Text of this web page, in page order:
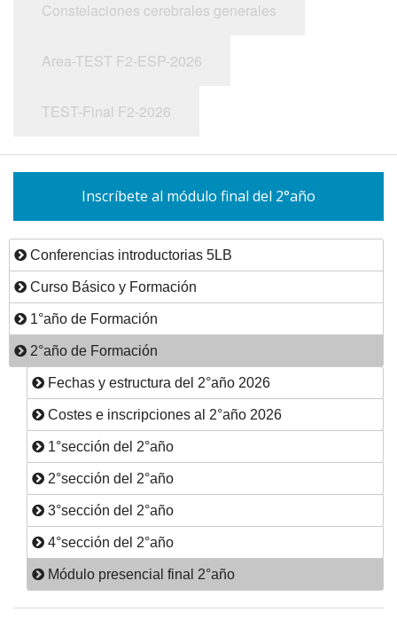
Constelaciones cerebrales generales
Area-TEST F2-ESP-2026
TEST-Final F2-2026
Inscríbete al módulo final del 2°año
Conferencias introductorias 5LB
Curso Básico y Formación
1°año de Formación
2°año de Formación
Fechas y estructura del 2°año 2026
Costes e inscripciones al 2°año 2026
1°sección del 2°año
2°sección del 2°año
3°sección del 2°año
4°sección del 2°año
Módulo presencial final 2°año